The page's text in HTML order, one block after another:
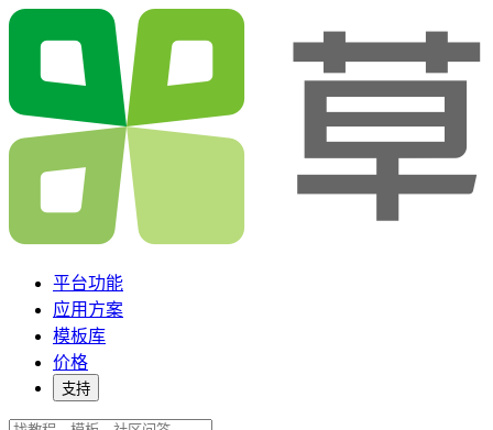
平台功能
应用方案
模板库
价格
支持